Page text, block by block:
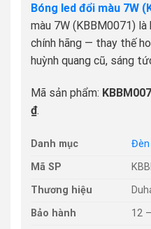
Bóng led đổi màu 7W
màu 7W (KBBM0071)
chính hãng — thay thế
huỳnh quang cũ, sáng
Mã sản phẩm:
₫.
Danh mục
Đèn
Mã SP
Thương hiệu
Bảo hành
12